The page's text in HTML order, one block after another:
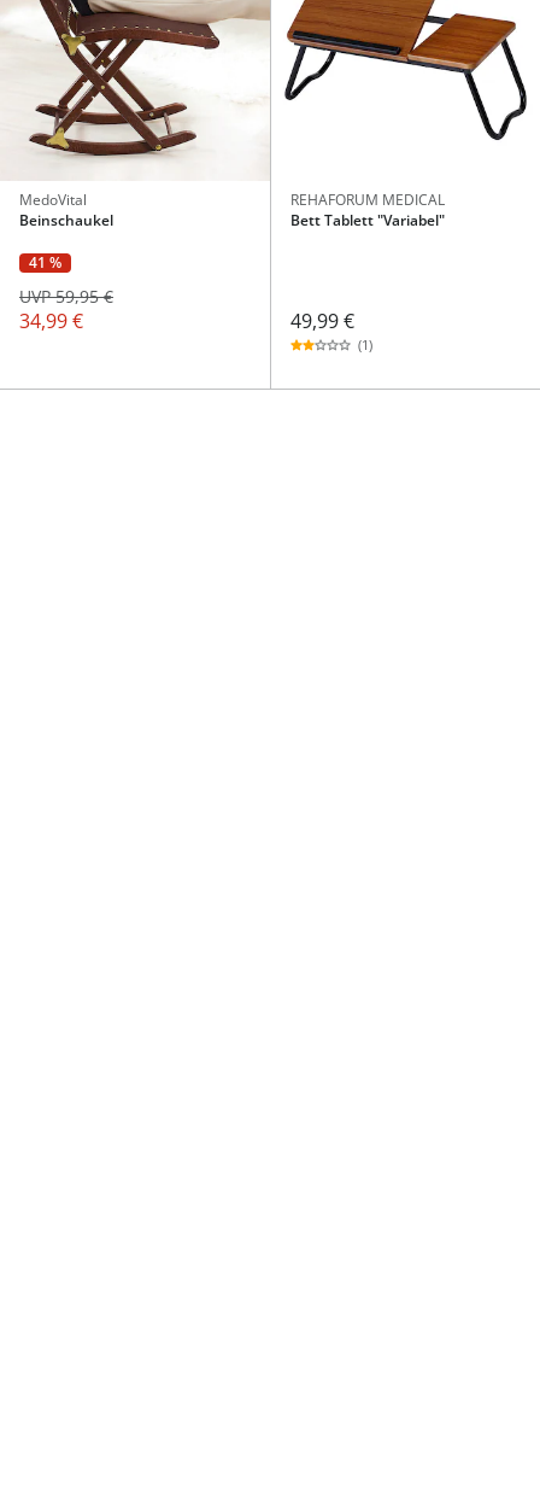
MedoVital
Beinschaukel
41 %
34,99 €
UVP 59,95 €
REHAFORUM MEDICAL
Bett Tablett "Variabel"
49,99 €
(1)